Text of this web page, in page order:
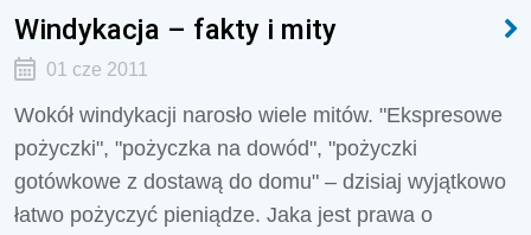
Windykacja – fakty i mity
01 cze 2011
Wokół windykacji narosło wiele mitów. "Ekspresowe
pożyczki", "pożyczka na dowód", "pożyczki
gotówkowe z dostawą do domu" – dzisiaj wyjątkowo
łatwo pożyczyć pieniądze. Jaka jest prawa o